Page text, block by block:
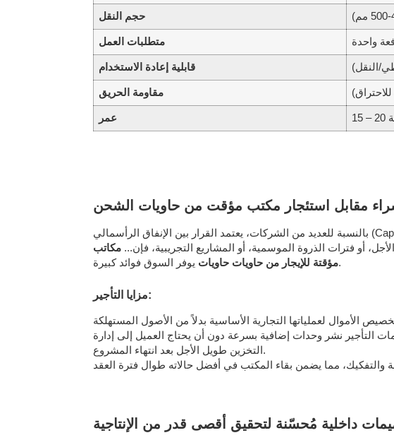
حجم النقل
متطلبات العمل واحدة
قابلية إعادة الاستخدام النقل)
مقاومة الحريق للاحتراق)
عمر
مقابل استئجار مكتب مؤقت من حاويات الشحن
بالنسبة للعديد من الشركات، يعتمد القرار بين الإنفاق الرأسمالي (CapEx) والإنفاق التشغيلي (OpEx) على مدة المشروع. فإذا كانت لدى شركة إنشاءات مجموعة مشاريع تمتد
أو فترات الذروة الموسمية، أو المشاريع التجريبية، فإن... مكاتب
مؤقتة للإيجار من حاويات حاوياتيوفر السوق فوائد كبيرة.
مزايا التأجير:
يمكن لمقدمي خدمات التأجير نشر وحدات إضافية بسرعة دون أن يحتاج العميل إلى إدارة
التخزين طويل الأجل بعد انتهاء المشروع.
داخلية مُحسّنة لتحقيق أقصى قدر من الإنتاجية